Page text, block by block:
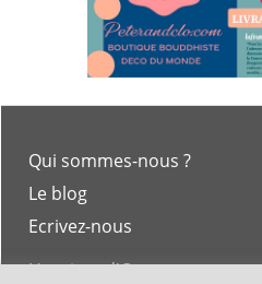
Qui sommes-nous ?
Le blog
Ecrivez-nous
Horaires d'Ouverture -